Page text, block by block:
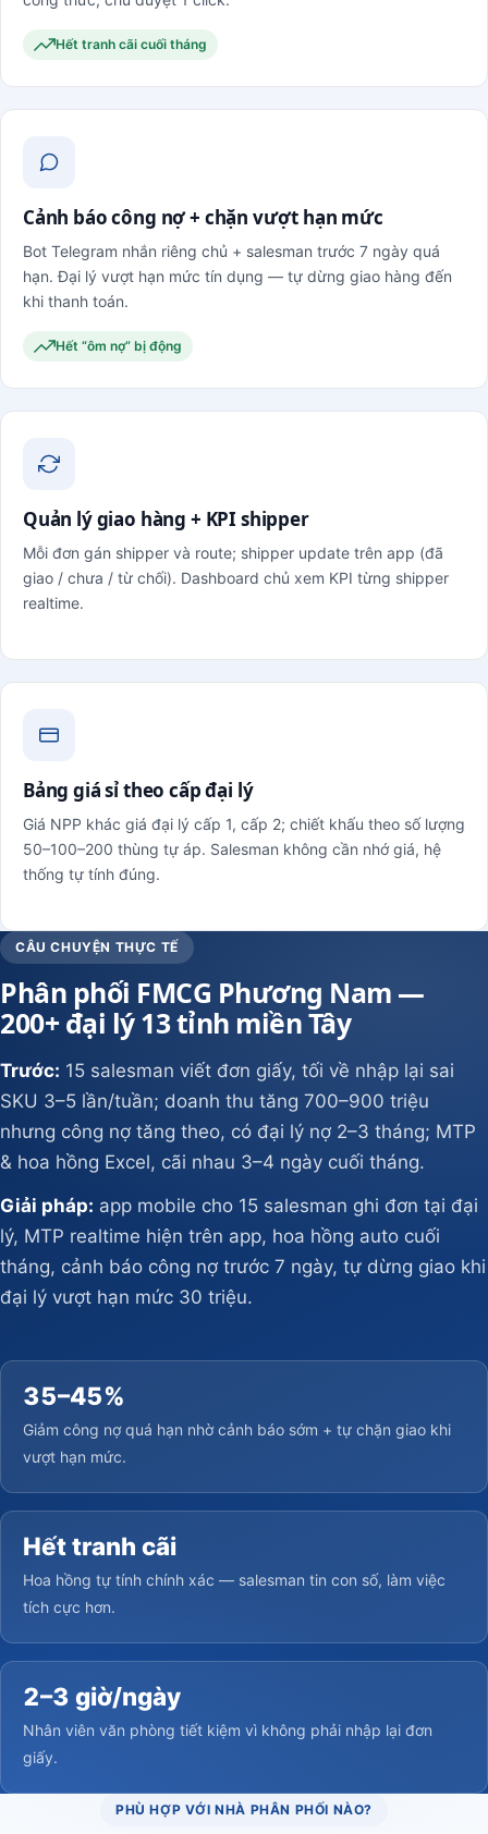
Hết tranh cãi cuối tháng
Cảnh báo công nợ + chặn vượt hạn mức
Bot Telegram nhắn riêng chủ + salesman trước 7 ngày quá
hạn. Đại lý vượt hạn mức tín dụng — tự dừng giao hàng đến
khi thanh toán.
Hết “ôm nợ” bị động
Quản lý giao hàng + KPI shipper
Mỗi đơn gán shipper và route; shipper update trên app (đã
giao / chưa / từ chối). Dashboard chủ xem KPI từng shipper
realtime.
Bảng giá sỉ theo cấp đại lý
Giá NPP khác giá đại lý cấp 1, cấp 2; chiết khấu theo số lượng
50–100–200 thùng tự áp. Salesman không cần nhớ giá, hệ
thống tự tính đúng.
CÂU CHUYỆN THỰC TẾ
Phân phối FMCG Phương Nam —
200+ đại lý 13 tỉnh miền Tây
Trước: 15 salesman viết đơn giấy, tối về nhập lại sai
SKU 3–5 lần/tuần; doanh thu tăng 700–900 triệu
nhưng công nợ tăng theo, có đại lý nợ 2–3 tháng; MTP
& hoa hồng Excel, cãi nhau 3–4 ngày cuối tháng.
Giải pháp: app mobile cho 15 salesman ghi đơn tại đại
lý, MTP realtime hiện trên app, hoa hồng auto cuối
tháng, cảnh báo công nợ trước 7 ngày, tự dừng giao khi
đại lý vượt hạn mức 30 triệu.
35–45%
Giảm công nợ quá hạn nhờ cảnh báo sớm + tự chặn giao khi
vượt hạn mức.
Hết tranh cãi
Hoa hồng tự tính chính xác — salesman tin con số, làm việc
tích cực hơn.
2–3 giờ/ngày
Nhân viên văn phòng tiết kiệm vì không phải nhập lại đơn
giấy.
PHÙ HỢP VỚI NHÀ PHÂN PHỐI NÀO?